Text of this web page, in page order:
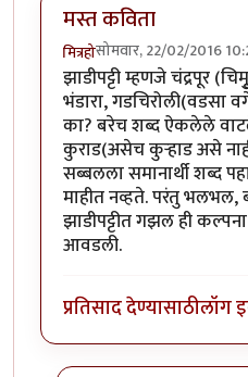
मस्त कविता
मित्रहोसोमवार, 22/02/2016
झाडीपट्टी म्हणजे चंद्रपूर
भंडारा, गडचिरोली(वडसा
का? बरेच शब्द ऐकलेले
कुराड(असेच कुऱ्हाड असे
सब्बलला समानार्थी शब्द
माहीत नव्हते. परंतु
झाडीपट्टीत गझल ही
आवडली.
प्रतिसाद देण्यासाठीलॉग